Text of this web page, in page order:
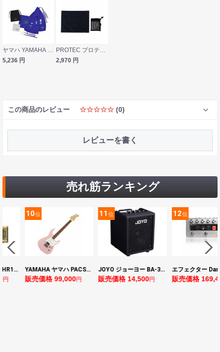
5,236 円
2,970 円
この商品のレビュー ☆☆☆☆☆ (0)
レビューを書く
売れ筋ランキング
ヤマハ YAMAHA THR10II 小型ギターアンプ
円
10位
YAMAHA ヤマハ PACS+12 ASP Pacifica Standard Plus パシフィカスタンダードプラス エレキギター
販売価格 99,000円
11位
JOYO ジョーヨー BA-30 VIBE CUBE BLK 30W 小型ベースアンプ Bluetooth+OTGオーディオI/F搭載
販売価格 14,500円
12位
販売価格